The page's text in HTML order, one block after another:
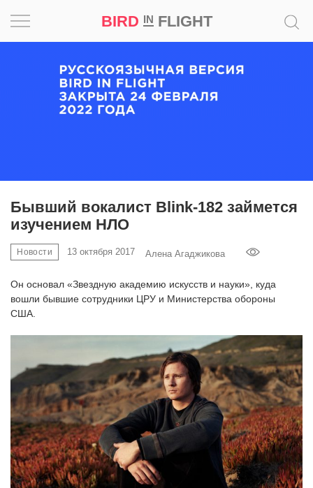
BIRD INFLIGHT
Бывший вокалист Blink-182 займется
изучением НЛО
Новости 13 октября 2017 Алена Агаджикова
Он основал «Звездную академию искусств и науки», куда
вошли бывшие сотрудники ЦРУ и Министерства обороны
США.